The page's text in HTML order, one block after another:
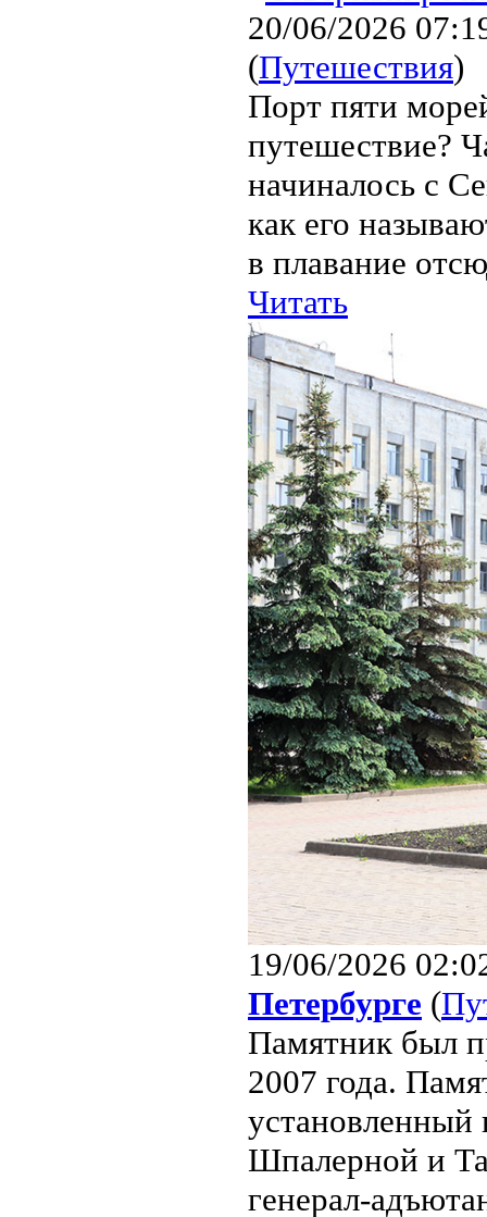
20/06/2026
(Путешествия)
Порт пяти
путешествие?
начиналось с
как его
в плавание
Читать
19/06/2026
Петербурге (
Памятник был
2007 года.
установленный
Шпалерной и
генерал-